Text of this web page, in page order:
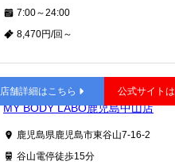
7:00～24:00
8,470円/回～
谷山
MY BODY LABO鹿児島中山店
鹿児島県鹿児島市東谷山7-16-2
谷山電停徒歩15分
店舗詳細はこちら 公式サイト